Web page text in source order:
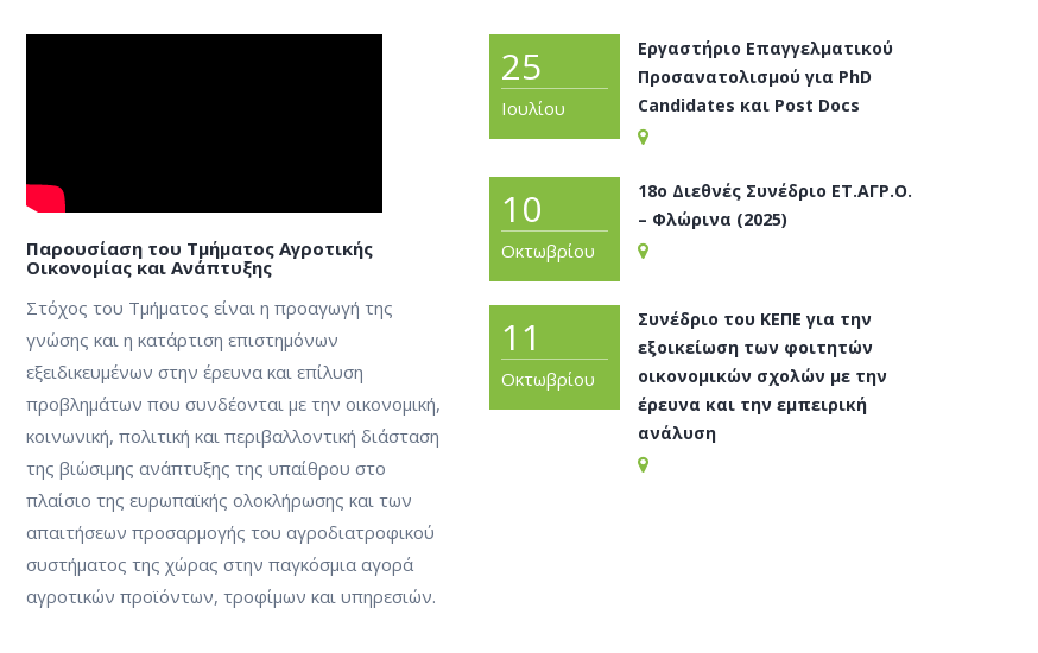
Παρουσίαση του Τμήματος Αγροτικής
Οικονομίας και Ανάπτυξης
Στόχος του Τμήματος είναι η προαγωγή της
γνώσης και η κατάρτιση επιστημόνων
εξειδικευμένων στην έρευνα και επίλυση
προβλημάτων που συνδέονται με την οικονομική,
κοινωνική, πολιτική και περιβαλλοντική διάσταση
της βιώσιμης ανάπτυξης της υπαίθρου στο
πλαίσιο της ευρωπαϊκής ολοκλήρωσης και των
απαιτήσεων προσαρμογής του αγροδιατροφικού
συστήματος της χώρας στην παγκόσμια αγορά
αγροτικών προϊόντων, τροφίμων και υπηρεσιών.
25
Ιουλίου
Εργαστήριο Επαγγελματικού
Προσανατολισμού για PhD
Candidates και Post Docs
10
Οκτωβρίου
18ο Διεθνές Συνέδριο ΕΤ.ΑΓΡ.Ο.
– Φλώρινα (2025)
11
Οκτωβρίου
Συνέδριο του ΚΕΠΕ για την
εξοικείωση των φοιτητών
οικονομικών σχολών με την
έρευνα και την εμπειρική
ανάλυση